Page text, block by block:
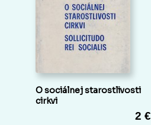
O sociálnej starostlivosti
cirkvi
2 €